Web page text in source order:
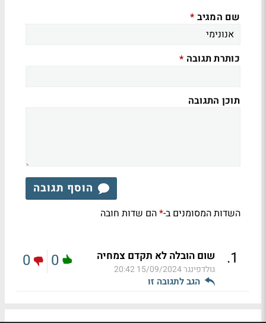
שם המגיב *
כותרת תגובה *
תוכן התגובה
הוסף תגובה
השדות המסומנים ב-*הם שדות חובה
1
. שום הובלה לא תקדם צמחיה
גולדפינגר15/09/2024 20:42
הגב לתגובה זו
0
0